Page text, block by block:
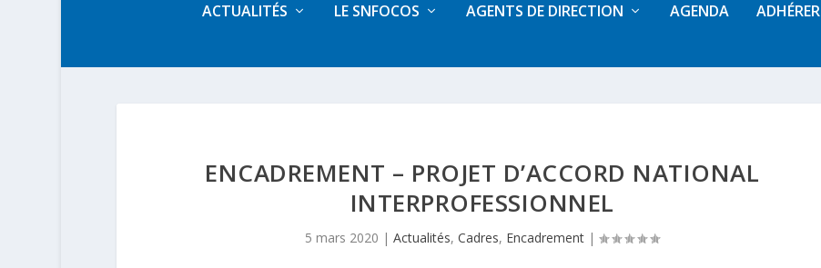
ACTUALITÉS LE SNFOCOS AGENTS DE DIRECTION AGENDA ADHÉRER
ENCADREMENT – PROJET D’ACCORD NATIONAL
INTERPROFESSIONNEL
5 mars 2020 |Actualités,Cadres, Encadrement |